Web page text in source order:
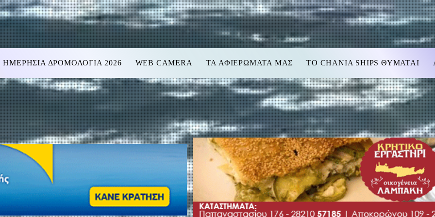
ΗΜΕΡΗΣΙΑ ΔΡΟΜΟΛΟΓΙΑ 2026 WEB CAMERA ΤΑ ΑΦΙΕΡΩΜΑΤΑ ΜΑΣ TO CHANIA SHIPS ΘΥΜΑΤΑΙ